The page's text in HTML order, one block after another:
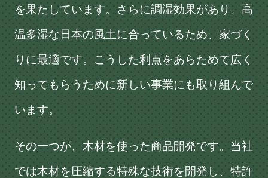
を果たしています。さらに調湿効果があり、高
温多湿な日本の風土に合っているため、家づく
りに最適です。こうした利点をあらためて広く
知ってもらうために新しい事業にも取り組んで
います。
その一つが、木材を使った商品開発です。当社
では木材を圧縮する特殊な技術を開発し、特許